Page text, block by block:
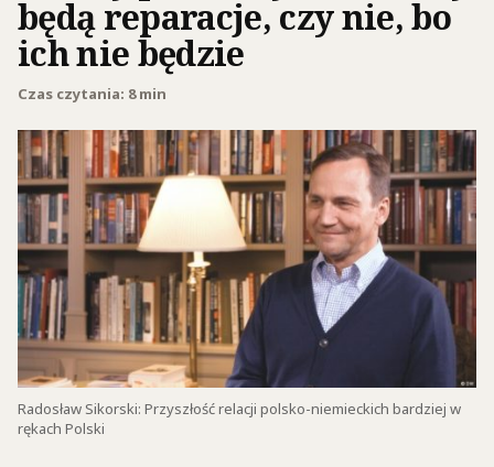
będą reparacje, czy nie, bo
ich nie będzie
Czas czytania: 8 min
Radosław Sikorski: Przyszłość relacji polsko-niemieckich bardziej w
rękach Polski